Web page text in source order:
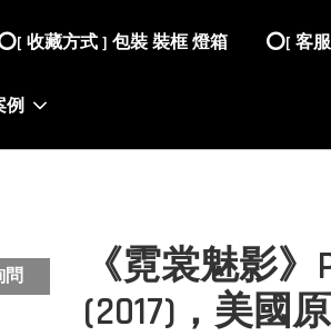
收藏方式 ] 包裝 裝框 燈箱 ⭕️[ 客
例
《霓裳魅影》
(2017)，美國